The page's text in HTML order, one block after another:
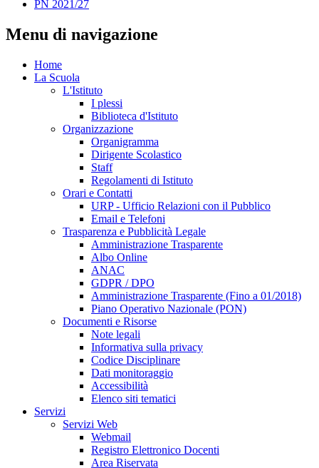
PN 2021/27
Menu di navigazione
Home
La Scuola
L'Istituto
I plessi
Biblioteca d'Istituto
Organizzazione
Organigramma
Dirigente Scolastico
Staff
Regolamenti di Istituto
Orari e Contatti
URP - Ufficio Relazioni con il Pubblico
Email e Telefoni
Trasparenza e Pubblicità Legale
Amministrazione Trasparente
Albo Online
ANAC
GDPR / DPO
Amministrazione Trasparente (Fino a 01/2018)
Piano Operativo Nazionale (PON)
Documenti e Risorse
Note legali
Informativa sulla privacy
Codice Disciplinare
Dati monitoraggio
Accessibilità
Elenco siti tematici
Servizi
Servizi Web
Webmail
Registro Elettronico Docenti
Area Riservata